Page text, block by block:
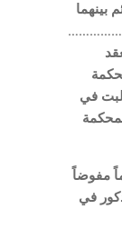
بينهما
……………
في
مفوضاً
في